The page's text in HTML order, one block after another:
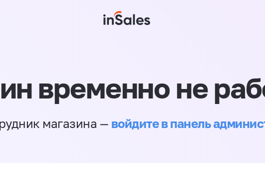
временно не
магазина — войдите в панель